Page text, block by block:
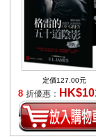
定價127.00元
8 折優惠：